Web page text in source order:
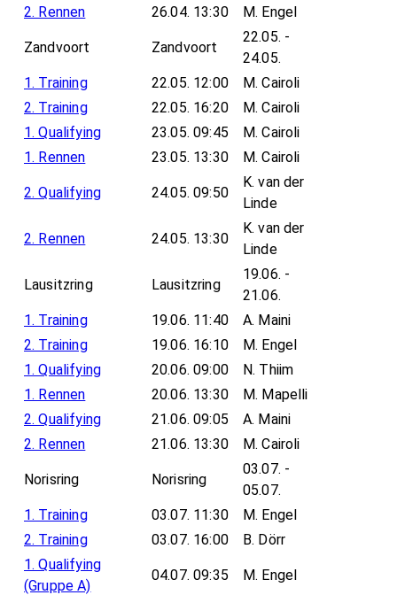
2. Rennen
26.04. 13:30 M. Engel
Zandvoort Zandvoort
22.05. -
24.05.
1. Training
22.05. 12:00
M. Cairoli
2. Training
22.05. 16:20
M. Cairoli
1. Qualifying
23.05. 09:45
M. Cairoli
1. Rennen
23.05. 13:30 M. Cairoli
2. Qualifying 24.05. 09:50
K. van der
Linde
2. Rennen 24.05. 13:30
K. van der
Linde
Lausitzring Lausitzring
19.06. -
21.06.
1. Training
19.06. 11:40
A. Maini
2. Training
19.06. 16:10
M. Engel
1. Qualifying
20.06. 09:00
N. Thiim
1. Rennen
20.06. 13:30
M. Mapelli
2. Qualifying
21.06. 09:05
A. Maini
2. Rennen
21.06. 13:30 M. Cairoli
Norisring Norisring
03.07. -
05.07.
1. Training
03.07. 11:30
M. Engel
2. Training
03.07. 16:00
B. Dörr
1. Qualifying
(Gruppe A)
04.07. 09:35 M. Engel